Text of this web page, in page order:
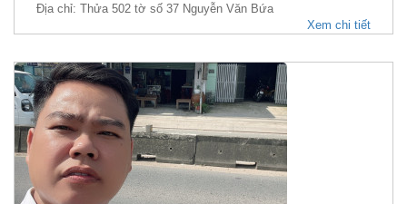
Địa chỉ: Thửa 502 tờ số 37 Nguyễn Văn Bứa
Xem chi tiết